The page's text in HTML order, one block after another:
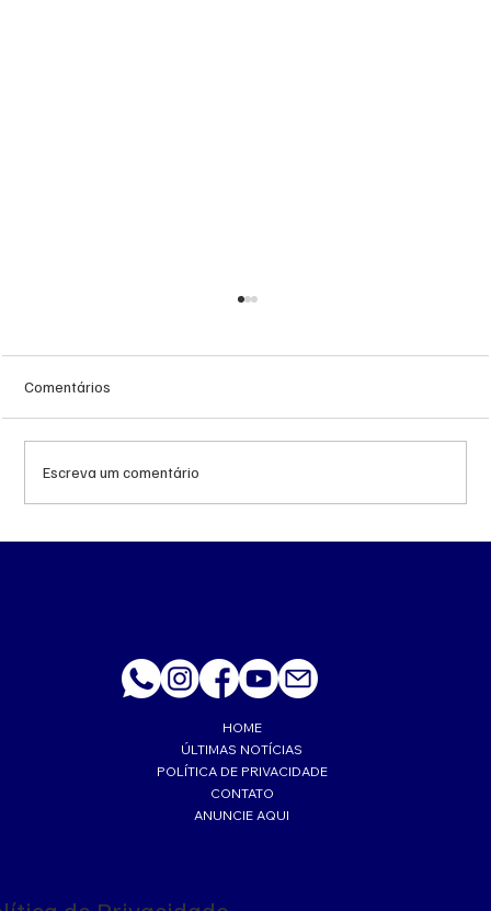
Comentários
Escreva um comentário
HOME
ÚLTIMAS NOTÍCIAS
POLÍTICA DE PRIVACIDADE
CONTATO
ANUNCIE AQUI